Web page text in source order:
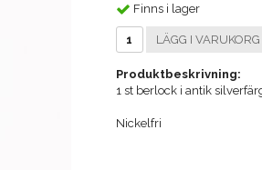
Finns i lager
LÄGG I
Produktbeskrivning:
1 st berlock i antik
Nickelfri